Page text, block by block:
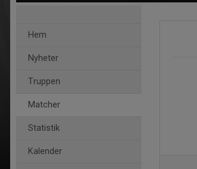
Hem
Nyheter
Truppen
Matcher
Statistik
Kalender